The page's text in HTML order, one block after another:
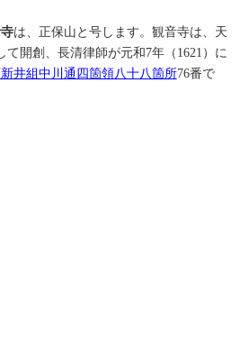
は、正保山と号します。観音寺は、天
て開創、長清律師が元和7年（1621）に
井組中川通四箇領八十八箇所76番で